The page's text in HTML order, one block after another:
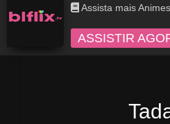
Assista mais
ASSISTIR